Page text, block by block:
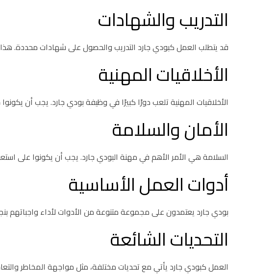
التدريب والشهادات
قد يتطلب العمل كبودي جارد التدريب والحصول على شهادات محددة.
الأخلاقيات المهنية
الأخلاقيات المهنية تلعب دورًا كبيرًا في وظيفة بودي جارد. يجب أن
الأمان والسلامة
السلامة هي الأمر الأهم في مهنة البودي جارد. يجب أن يكونوا على
أدوات العمل الأساسية
بودي جارد يعتمدون على مجموعة متنوعة من الأدوات لأداء واجباتهم
التحديات الشائعة
العمل كبودي جارد يأتي مع تحديات مختلفة، مثل مواجهة المخاطر